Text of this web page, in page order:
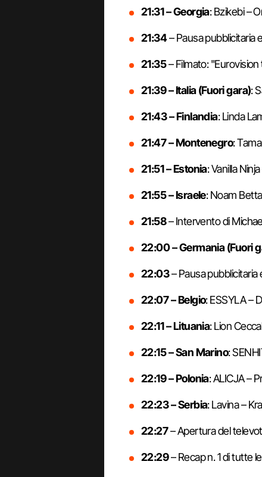
21:31 – Georgia: Bzikebi –
21:34– Pausa pubblicitaria
21:35– Filmato: "Eurovision
21:39 – Italia (Fuori gara):
21:43 – Finlandia: Linda
21:47 – Montenegro:
21:51 – Estonia: Vanilla
21:55 – Israele: Noam
21:58– Intervento di
22:00 – Germania (Fuori
22:03– Pausa pubblicitaria
22:07 – Belgio: ESSYLA –
22:11 – Lituania: Lion
22:15 – San Marino:
22:19 – Polonia: ALICJA –
22:23 – Serbia: Lavina –
22:27– Apertura del
22:29– Recap n. 1 di tutte